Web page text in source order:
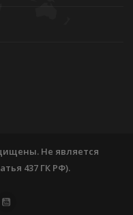
Не является
437 ГК РФ).